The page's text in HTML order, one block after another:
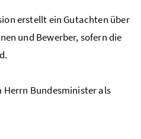
erstellt ein Gutachten über
und Bewerber, sofern die
Herrn Bundesminister als